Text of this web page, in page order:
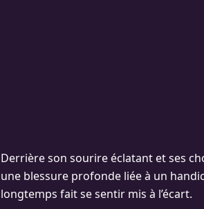
Derrière son sourire éclatant et ses
une blessure profonde liée à un
longtemps fait se sentir mis à l’écart.